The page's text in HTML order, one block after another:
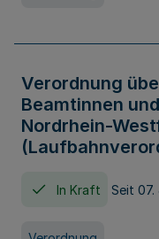
Verordnung
Beamtinnen
Nordrhein-
In Kraft Seit 07.